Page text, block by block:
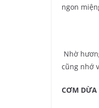
ngon
Nhờ
cũng nhớ
CƠM DỪA